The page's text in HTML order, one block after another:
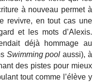
à nouveau permet à
revivre, en tout cas une
et les mots d’Alexis.
déjà hommage au
Swimming pool aussi), à
des pistes pour mieux
tout comme l’élève y